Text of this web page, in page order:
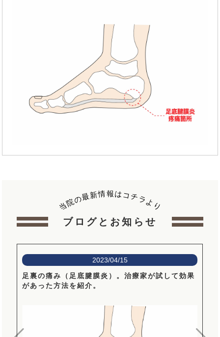
当院の最新情報はコ チラより
ブログとお知らせ
2023/04/15
足裏の痛み（足底腱膜炎）。治療家が試して効果
があった方法を紹介。